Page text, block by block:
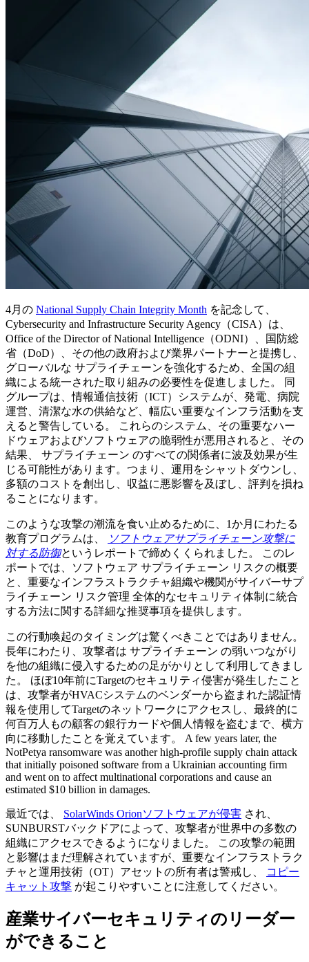
4月の National Supply Chain Integrity Month を記念して、
Cybersecurity and Infrastructure Security Agency（CISA）は、
Office of the Director of National Intelligence（ODNI）、国防総
省（DoD）、その他の政府および業界パートナーと提携し、
グローバルな サプライチェーンを強化するため、全国の組
織による統一された取り組みの必要性を促進しました。 同
グループは、情報通信技術（ICT）システムが、発電、病院
運営、清潔な水の供給など、幅広い重要なインフラ活動を支
えると警告している。 これらのシステム、その重要なハー
ドウェアおよびソフトウェアの脆弱性が悪用されると、その
結果、 サプライチェーン のすべての関係者に波及効果が生
じる可能性があります。つまり、運用をシャットダウンし、
多額のコストを創出し、収益に悪影響を及ぼし、評判を損ね
ることになります。
このような攻撃の潮流を食い止めるために、1か月にわたる
教育プログラムは、
ソフトウェアサプライチェーン攻撃に
対する防御というレポートで締めくくられました。 このレ
ポートでは、ソフトウェア サプライチェーン リスクの概要
と、重要なインフラストラクチャ組織や機関がサイバーサプ
ライチェーン リスク管理 全体的なセキュリティ体制に統合
する方法に関する詳細な推奨事項を提供します。
この行動喚起のタイミングは驚くべきことではありません。
長年にわたり、攻撃者は サプライチェーン の弱いつながり
を他の組織に侵入するための足がかりとして利用してきまし
た。 ほぼ10年前にTargetのセキュリティ侵害が発生したこと
は、攻撃者がHVACシステムのベンダーから盗まれた認証情
報を使用してTargetのネットワークにアクセスし、最終的に
何百万人もの顧客の銀行カードや個人情報を盗むまで、横方
向に移動したことを覚えています。 A few years later, the
NotPetya ransomware was another high-profile supply chain attack
that initially poisoned software from a Ukrainian accounting firm
and went on to affect multinational corporations and cause an
estimated $10 billion in damages.
最近では、 SolarWinds Orionソフトウェアが侵害 され、
SUNBURSTバックドアによって、攻撃者が世界中の多数の
組織にアクセスできるようになりました。 この攻撃の範囲
と影響はまだ理解されていますが、重要なインフラストラク
チャと運用技術（OT）アセットの所有者は警戒し、
コピー
キャット攻撃 が起こりやすいことに注意してください。
産業サイバーセキュリティのリーダー
ができること